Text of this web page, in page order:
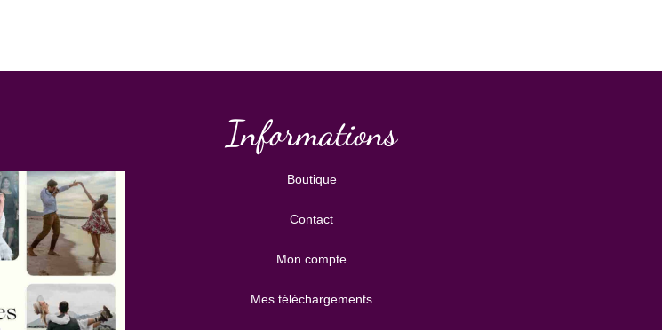
Informations
Boutique
Contact
Mon compte
Mes téléchargements